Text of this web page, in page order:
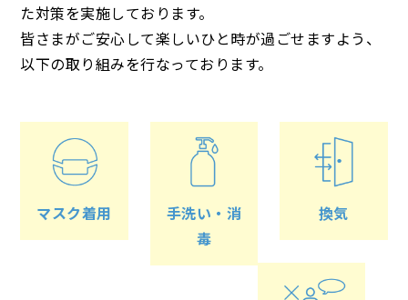
た対策を実施しております。
皆さまがご安心して楽しいひと時が過ごせますよう、
以下の取り組みを行なっております。
マスク着用
手洗い・消
毒
換気